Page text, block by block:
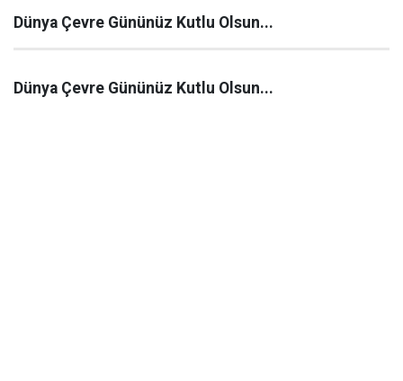
Dünya Çevre Gününüz Kutlu Olsun...
Dünya Çevre Gününüz Kutlu Olsun...